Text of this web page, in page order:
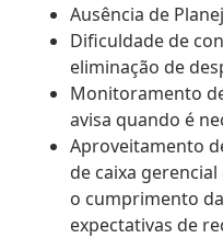
Ausência de
Dificuldade de
eliminação de
Monitoramento
avisa quando é
Aproveitamento
de caixa
o cumprimento
expectativas de